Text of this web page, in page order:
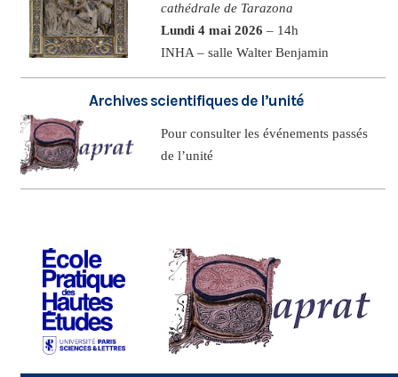
cathédrale de Tarazona
Lundi 4 mai 2026 – 14h
INHA – salle Walter Benjamin
Archives scientifiques de l’unité
Pour consulter les événements passés
de l’unité